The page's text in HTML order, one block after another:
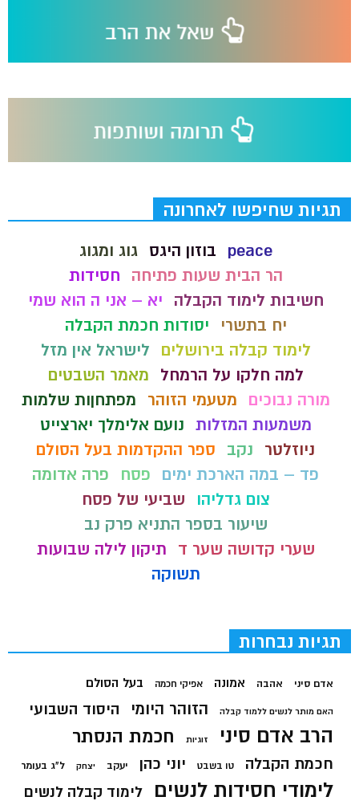
תגיות שחיפשו לאחרונה
peace בוזון היגס
גוג ומגוג
הר הבית שעות פתיחה
חסידות
חשיבות לימוד הקבלה
יא – אני ה הוא שמי
יח בתשרי
יסודות חכמת הקבלה
לימוד קבלה בירושלים
לישראל אין מזל
למה חלקו על הרמחל
מאמר השבטים
מורה נבוכים
מטעמי הזוהר
מפתחןות שלמות
משמעות המזלות נועם אלימלך יארצייט
ניוזלטר
נקב
ספר ההקדמות בעל הסולם
פד – במה הארכת ימים
פסח
פרה אדומה
צום גדליהו
שביעי של פסח
שיעור בספר התניא פרק נב
שערי קדושה שער ד
תיקון לילה שבועות
תשוקה
תגיות נבחרות
אדם סיני אהבה אמונה אפיקי חכמה בעל הסולם
האם מותר לנשים ללמוד קבלה הזוהר היומי היסוד השבועי
הרב אדם סיני זוגיות חכמת הנסתר
חכמת הקבלה טו בשבט יוני כהן יעקב יצחק ל"ג בעומר
לימודי חסידות לנשים לימוד קבלה לנשים